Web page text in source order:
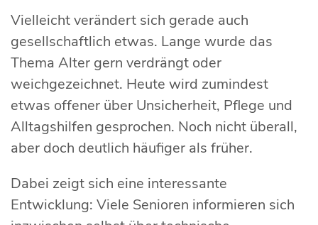
Vielleicht verändert sich gerade auch
gesellschaftlich etwas. Lange wurde das
Thema Alter gern verdrängt oder
weichgezeichnet. Heute wird zumindest
etwas offener über Unsicherheit, Pflege und
Alltagshilfen gesprochen. Noch nicht überall,
aber doch deutlich häufiger als früher.
Dabei zeigt sich eine interessante
Entwicklung: Viele Senioren informieren sich